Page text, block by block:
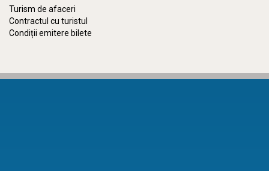
Turism de afaceri
Contractul cu turistul
Condiții emitere bilete